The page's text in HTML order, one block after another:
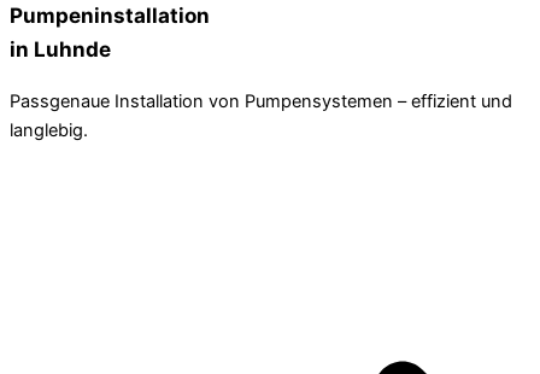
Pumpeninstallation
in Luhnde
Passgenaue Installation von Pumpensystemen – effizient und
langlebig.